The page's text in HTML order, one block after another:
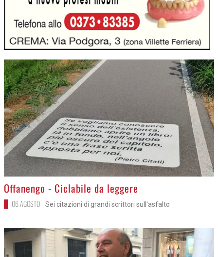
>
Offanengo - Ciclabile da leggere
06 AGOSTO Sei citazioni di grandi scrittori sull'asfalto